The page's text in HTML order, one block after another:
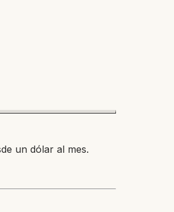
un dólar al mes.